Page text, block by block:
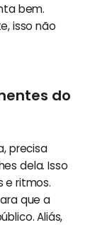
bem.
isso não
do
precisa
dela. Isso
e ritmos.
que a
Aliás,